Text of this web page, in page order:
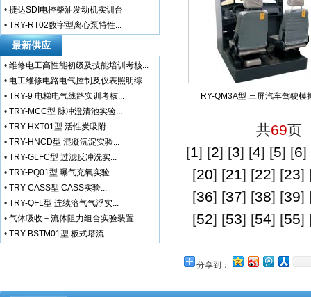
RY-QM3A型 三屏汽车驾驶模
共69页
[1] [2] [3] [4] [5] [6]
[20] [21] [22] [23]
[36] [37] [38] [39]
[52] [53] [54] [55]
分享到：
• 捷达SDI电控柴油发动机实训台
• TRY-RT02数字型离心泵特性...
最新供应
• 维修电工高性能初级及技能培训考核...
• 电工维修电路电气控制及仪表照明综...
• TRY-9 电梯电气线路实训考核...
• TRY-MCC型 脉冲澄清池实验...
• TRY-HXT01型 活性炭吸附...
• TRY-HNCD型 混凝沉淀实验...
• TRY-GLFC型 过滤反冲洗实...
• TRY-PQ01型 曝气充氧实验...
• TRY-CASS型 CASS实验...
• TRY-QFL型 连续溶气气浮实...
• 气体吸收－流体阻力组合实验装置
• TRY-BSTM01型 板式塔流...